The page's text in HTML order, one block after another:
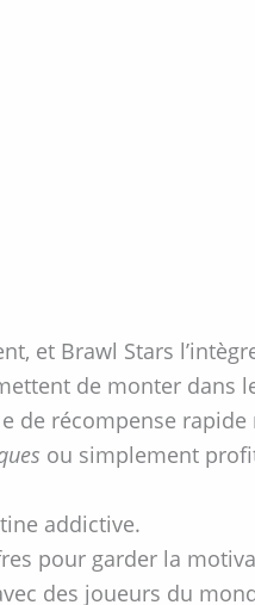
et Brawl Stars
de monter dans
de récompense
ou simplement
addictive.
pour garder la
des joueurs du